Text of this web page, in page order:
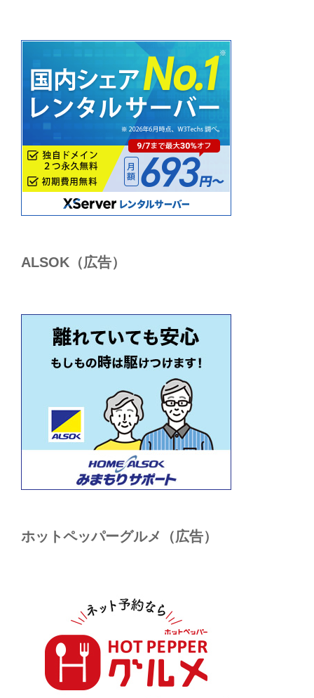
ALSОK（広告）
ホットペッパーグルメ（広告）